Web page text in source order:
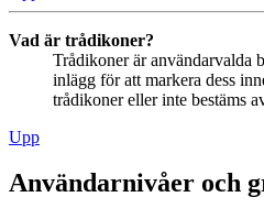
Vad är trådikoner?
Trådikoner är användarvalda
inlägg för att markera dess
trådikoner eller inte bestäms
Upp
Användarnivåer och